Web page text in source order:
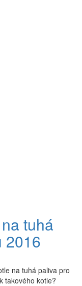
tuhá
2016
na tuhá paliva pro
takového kotle?